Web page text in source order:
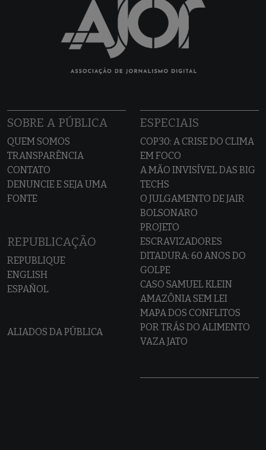
SOBRE A PÚBLICA
QUEM SOMOS
TRANSPARÊNCIA
CONTATO
DENUNCIE E SEJA UMA
FONTE
REPUBLICAÇÃO
REPUBLIQUE
ENGLISH
ESPAÑOL
ALIADOS DA PÚBLICA
ESPECIAIS
COP30: A CRISE DO CLIMA
EM FOCO
A MÃO INVISÍVEL DAS BIG
TECHS
O JULGAMENTO DE JAIR
BOLSONARO
PROJETO
ESCRAVIZADORES
DITADURA: 60 ANOS DO
GOLPE
CASO SAMUEL KLEIN
AMAZÔNIA SEM LEI
MAPA DOS CONFLITOS
POR TRÁS DO ALIMENTO
VAZA JATO